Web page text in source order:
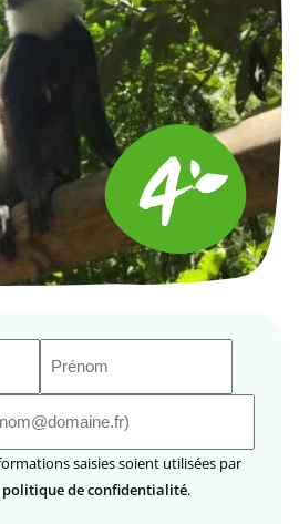
politique de confidentialité.